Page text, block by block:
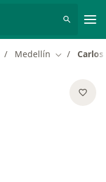
Medellín Cambiar de